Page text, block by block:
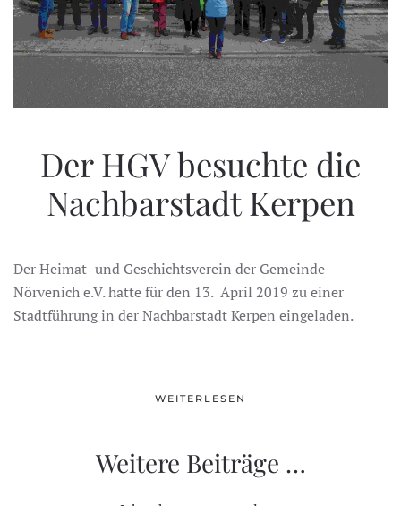
Der HGV besuchte die
Nachbarstadt Kerpen
Der Heimat- und Geschichtsverein der Gemeinde
Nörvenich e.V. hatte für den 13. April 2019 zu einer
Stadtführung in der Nachbarstadt Kerpen eingeladen.
WEITERLESEN
Weitere Beiträge …